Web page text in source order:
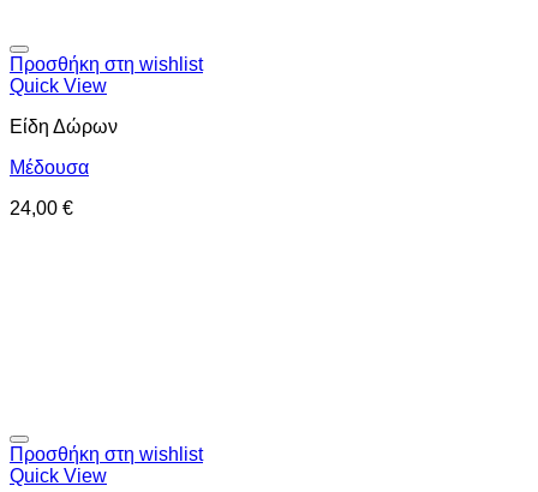
Προσθήκη στη wishlist
Quick View
Είδη Δώρων
Μέδουσα
24,00 €
Προσθήκη στη wishlist
Quick View